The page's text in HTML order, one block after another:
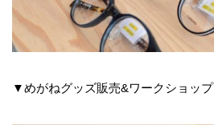
▼めがねグッズ販売&ワークショップ